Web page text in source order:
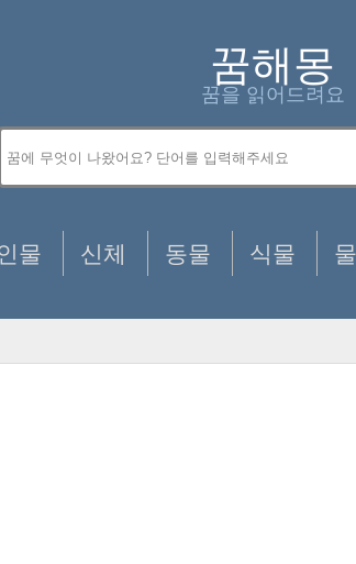
꿈해몽
꿈을 읽어드려요
물 신체 동물 식물